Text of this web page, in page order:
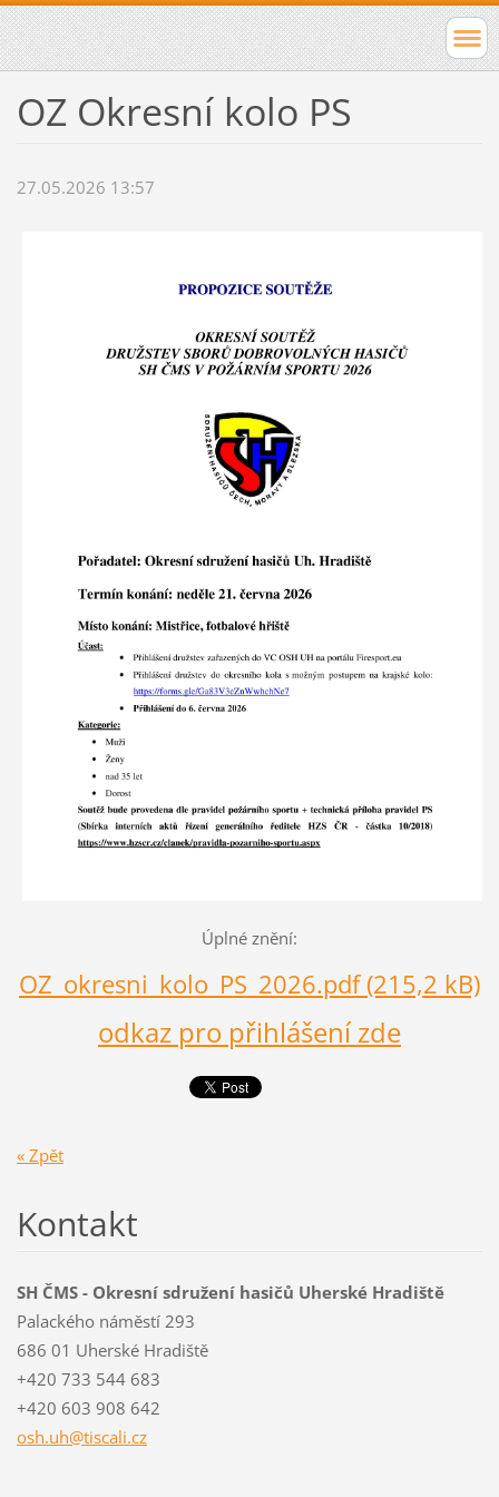
OZ Okresní kolo PS
27.05.2026 13:57
Úplné znění:
OZ_okresni_kolo_PS_2026.pdf (215,2 kB)
odkaz pro přihlášení zde
« Zpět
Kontakt
SH ČMS - Okresní sdružení hasičů Uherské Hradiště
Palackého náměstí 293
686 01 Uherské Hradiště
+420 733 544 683
+420 603 908 642
osh.uh@tiscali.cz